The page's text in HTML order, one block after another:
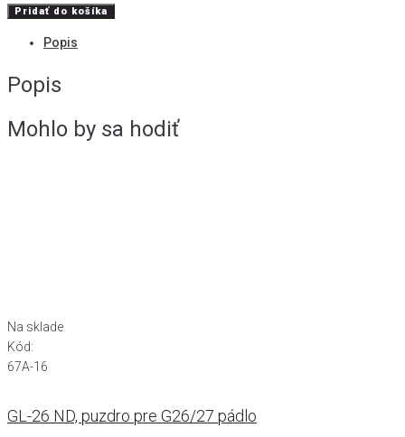
Kartáč
bronzový,
kal.
Pridať do košíka
Popis
Popis
Mohlo by sa hodiť
Na sklade
Kód:
67A-16
GL-26 ND, puzdro pre G26/27 pádlo